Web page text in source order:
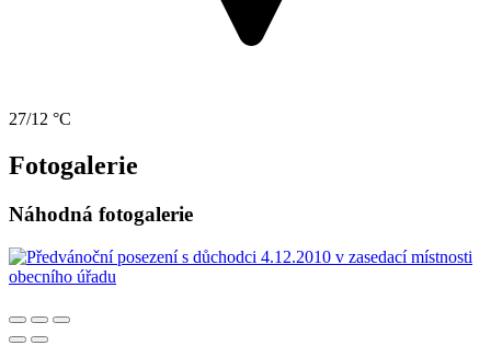
27/12 °C
Fotogalerie
Náhodná fotogalerie